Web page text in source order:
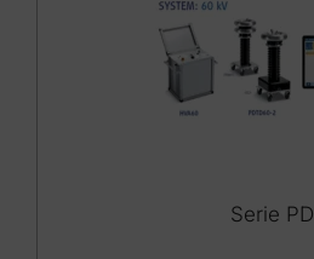
Serie PD